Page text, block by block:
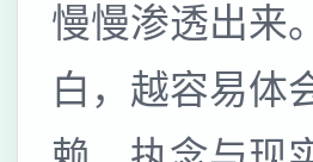
慢慢渗透出来
白，越容易体